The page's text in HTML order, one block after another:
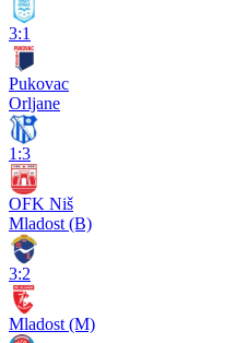
3:1
Pukovac
Orljane
1:3
OFK Niš
Mladost (B)
3:2
Mladost (M)